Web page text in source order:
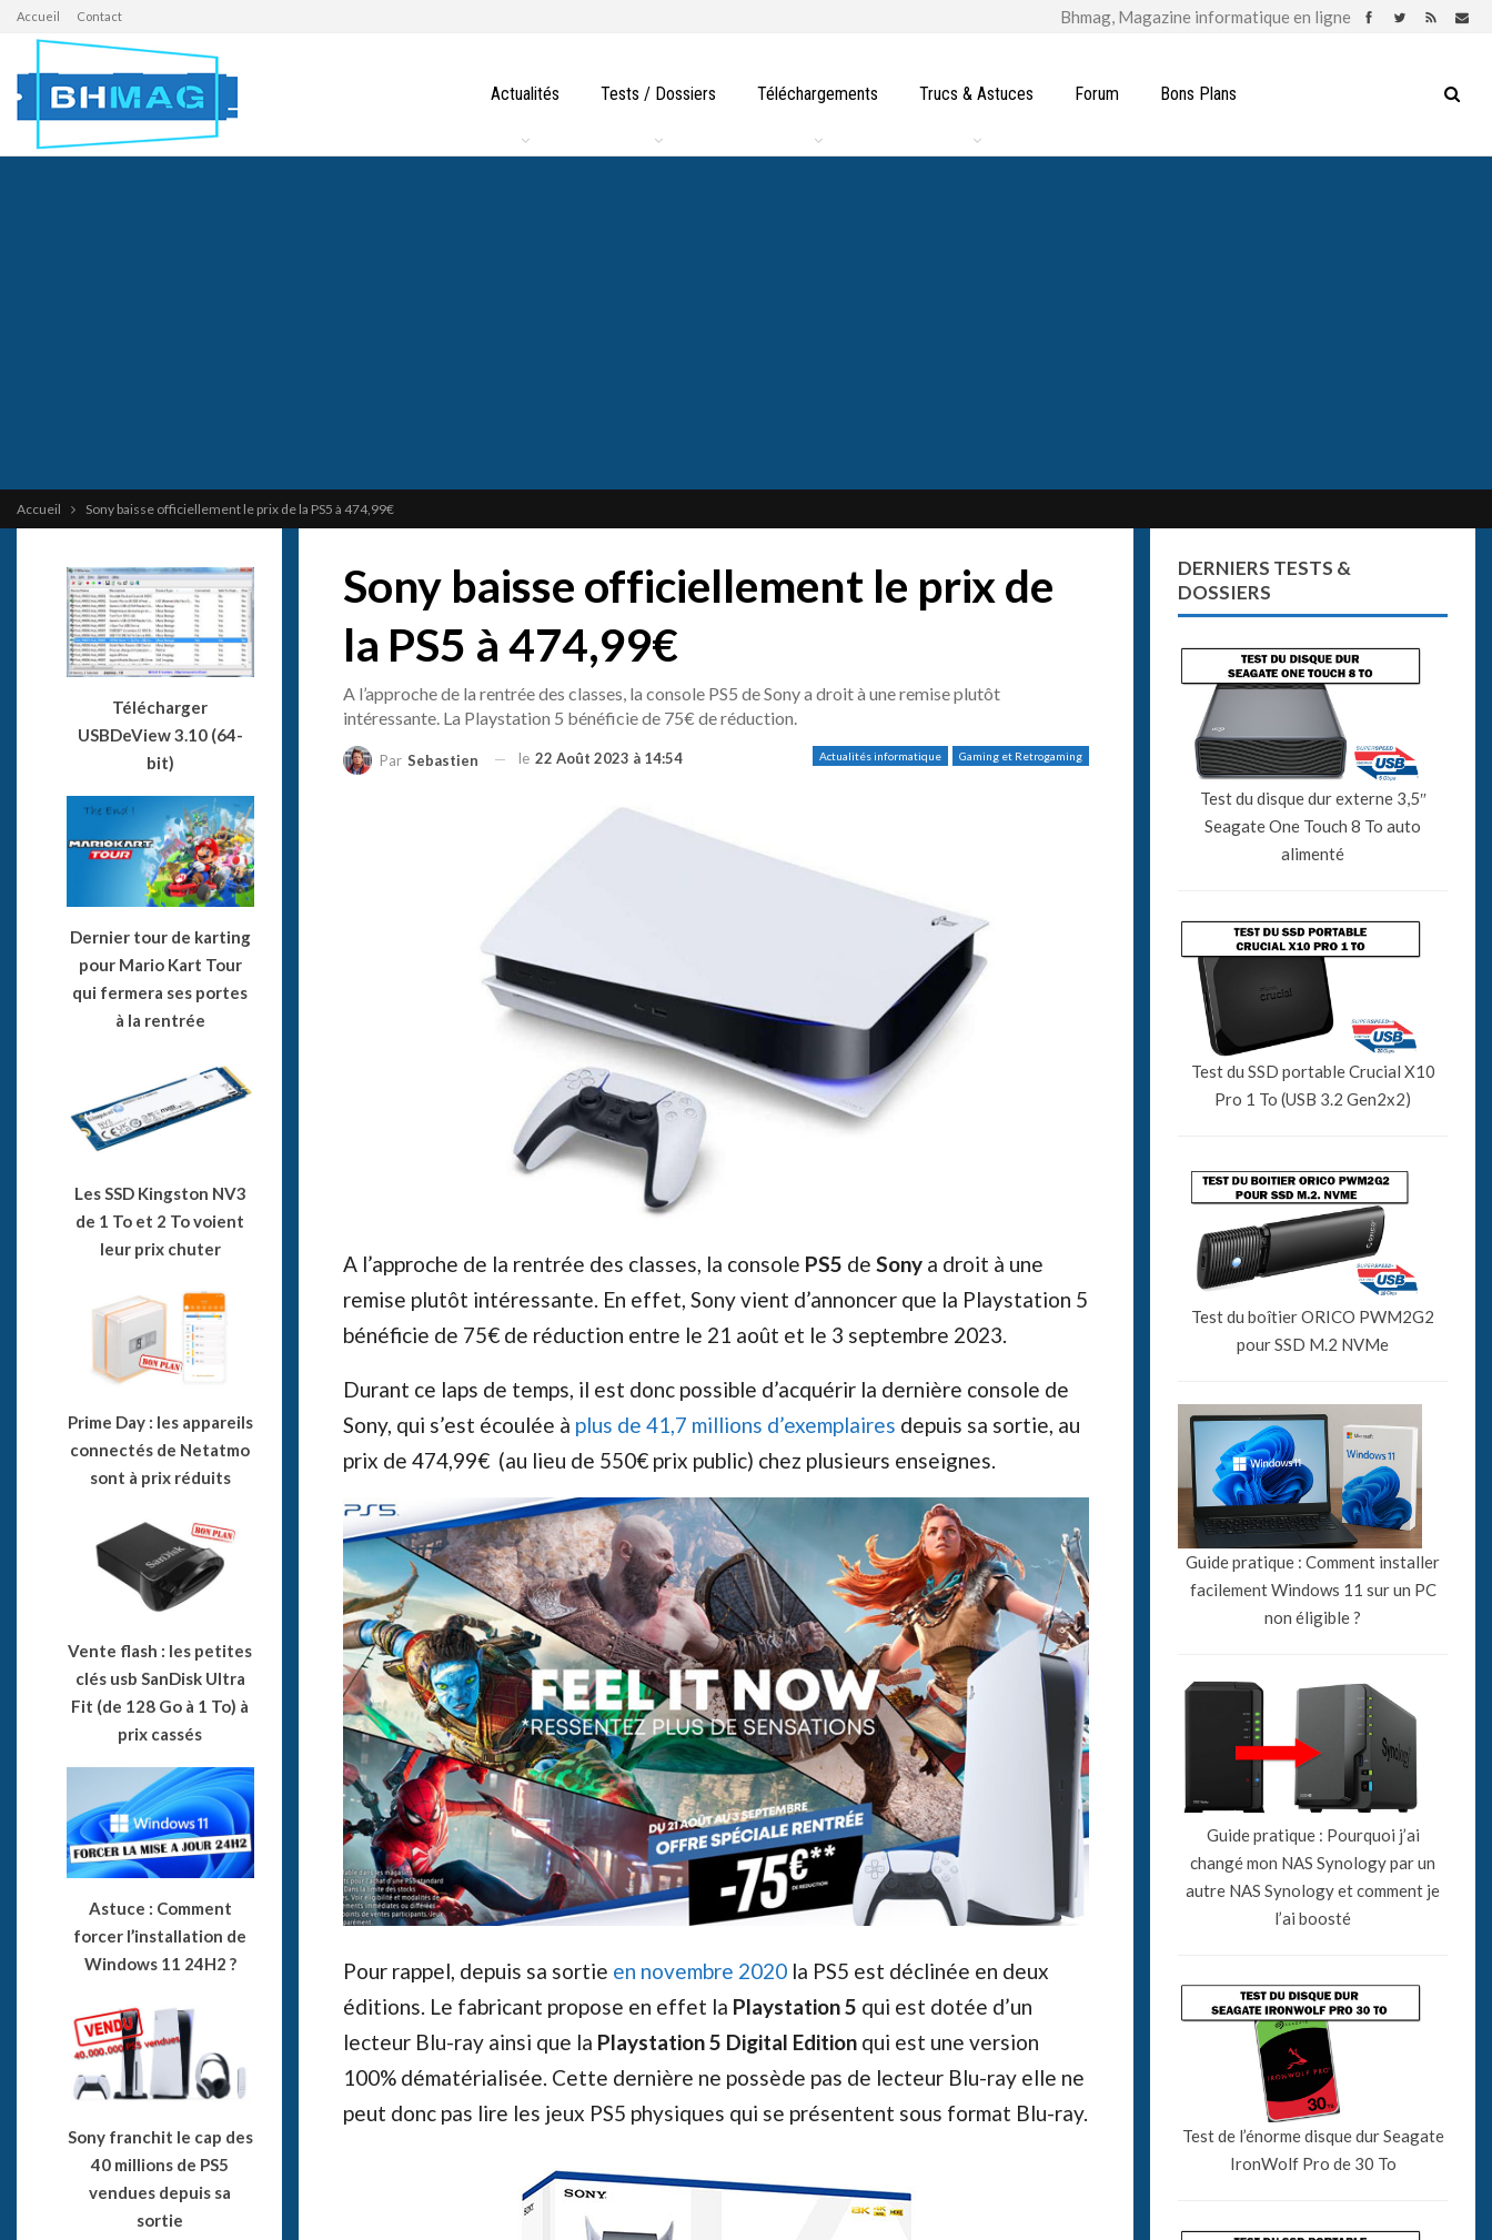
Accueil Contact
Actualités Tests / Dossiers Téléchargements Trucs & Astuces Forum Bons Plans
Accueil Sony baisse officiellement le prix de la PS5 à 474,99€
Sony baisse officiellement le prix de
la PS5 à 474,99€
A l’approche de la rentrée des classes, la console PS5 de Sony a droit à une remise plutôt
intéressante. La Playstation 5 bénéficie de 75€ de réduction.
Actualités informatique Gaming et Retrogaming
Par Sebastien le 22 Août 2023 à 14:54
A l’approche de la rentrée des classes, la console PS5 de Sonya droit à une
remise plutôt intéressante. En effet, Sony vient d’annoncer que la Playstation 5
bénéficie de 75€ de réduction entre le 21 août et le 3 septembre 2023.
Durant ce laps de temps, il est donc possible d’acquérir la dernière console de
Sony, qui s’est écoulée à plus de 41,7 millions d’exemplaires depuis sa sortie, au
prix de 474,99€ (au lieu de 550€ prix public) chez plusieurs enseignes.
Pour rappel, depuis sa sortie en novembre 2020la PS5 est déclinée en deux
éditions. Le fabricant propose en effet la Playstation 5 qui est dotée d’un
lecteur Blu-ray ainsi que la Playstation 5 Digital Editionqui est une version
100% dématérialisée. Cette dernière ne possède pas de lecteur Blu-ray elle ne
peut donc pas lire les jeux PS5 physiques qui se présentent sous format Blu-ray.
DERNIERS TESTS &
DOSSIERS
Test du disque dur externe 3,5″
Seagate One Touch 8 To auto
alimenté
Test du SSD portable Crucial X10
Pro 1 To (USB 3.2 Gen2x2)
Test du boîtier ORICO PWM2G2
pour SSD M.2 NVMe
Guide pratique : Comment installer
facilement Windows 11 sur un PC
non éligible ?
Guide pratique : Pourquoi j’ai
changé mon NAS Synology par un
autre NAS Synology et comment je
l’ai boosté
Test de l’énorme disque dur Seagate
IronWolf Pro de 30 To
Télécharger
USBDeView 3.10 (64-
bit)
Dernier tour de karting
pour Mario Kart Tour
qui fermera ses portes
à la rentrée
Les SSD Kingston NV3
de 1 To et 2 To voient
leur prix chuter
Prime Day : les appareils
connectés de Netatmo
sont à prix réduits
Vente flash : les petites
clés usb SanDisk Ultra
Fit (de 128 Go à 1 To) à
prix cassés
Astuce : Comment
forcer l’installation de
Windows 11 24H2 ?
Sony franchit le cap des
40 millions de PS5
vendues depuis sa
sortie